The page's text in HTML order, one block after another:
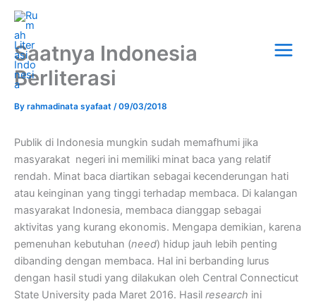
Skip
content
Menu
Saatnya Indonesia
Berliterasi
By rahmadinata syafaat /09/03/2018
Publik di Indonesia mungkin sudah memafhumi jika
masyarakat negeri ini memiliki minat baca yang relatif
rendah. Minat baca diartikan sebagai kecenderungan hati
atau keinginan yang tinggi terhadap membaca. Di kalangan
masyarakat Indonesia, membaca dianggap sebagai
aktivitas yang kurang ekonomis. Mengapa demikian, karena
pemenuhan kebutuhan (need) hidup jauh lebih penting
dibanding dengan membaca. Hal ini berbanding lurus
dengan hasil studi yang dilakukan oleh Central Connecticut
State University pada Maret 2016. Hasil research ini